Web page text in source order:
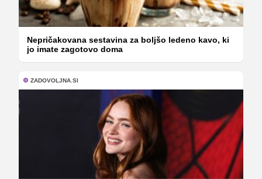
Nepričakovana sestavina za boljšo ledeno kavo, ki
jo imate zagotovo doma
ZADOVOLJNA.SI